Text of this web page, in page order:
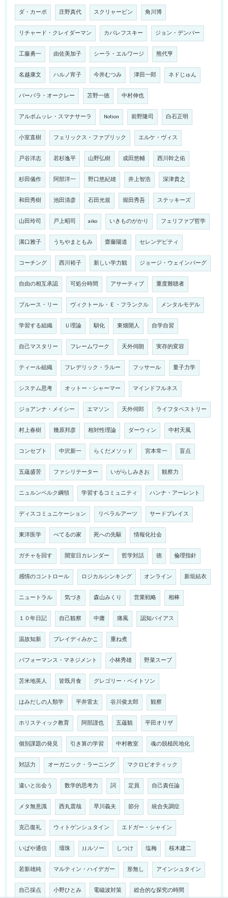
ダ・カーポ 庄野真代 スクリャービン 角川博
リチャード・クレイダーマン カバレフスキー ジョン・デンバー
工藤勇一 由佐美加子 シーラ・エルワージ 熊代亨
名越康文 ハルノ宵子 今井むつみ 津田一郎 ネドじゅん
バーバラ・オークレー 苫野一徳 中村伸也
アルボムッレ・スマナサーラ Notion 前野隆司 白石正明
小室直樹 フェリックス・ファブリック エルケ・ヴィス
戸谷洋志 若杉逸平 山野弘樹 成田悠輔 西川幹之佑
杉田儀作 阿部洋一 野口悠紀雄 井上智浩 深津貴之
和田秀樹 池田清彦 石田光規 堀田秀吾 ステッキーズ
山田玲司 戸上昭司 aiko いきものがかり フェリファブ哲学
溝口雅子 うちやまともみ 齋藤陽道 セレンデピティ
コーチング 西川裕子 新しい学力観 ジョージ・ウェインバーグ
自由の相互承認 可処分時間 アサーティブ 重度難聴者
ブルース・リー ヴィクトール・Ｅ・フランクル メンタルモデル
学習する組織 Ｕ理論 馴化 東畑開人 自学自習
自己マスタリー フレームワーク 天外伺朗 実存的変容
ティール組織 フレデリック・ラルー フッサール 量子力学
システム思考 オットー・シャーマー マインドフルネス
ジョアンナ・メイシー エマソン 天外伺郎 ライフタペストリー
村上春樹 幾原邦彦 相対性理論 ダーウィン 中村天風
コンセプト 中沢新一 らくだメソッド 宮本常一 盲点
五蘊盛苦 ファシリテーター いがらしみきお 観察力
ニュルンベルク綱領 学習するコミュニティ ハンナ・アーレント
ディスコミュニケーション リベラルアーツ サードプレイス
東洋医学 べてるの家 死への先駆 情報化社会
ガチャを回す 開室日カレンダー 哲学対話 徳 倫理指針
感情のコントロール ロジカルシンキング オンライン 新垣結衣
ニュートラル 気づき 森山みくり 営業戦略 相棒
１０年日記 自己観察 中庸 痛風 認知バイアス
温故知新 ブレイディみかこ 重ね煮
パフォーマンス・マネジメント 小林秀雄 野菜スープ
苫米地英人 皆既月食 グレゴリー・ベイトソン
はみだしの人類学 平井雷太 谷川俊太郎 観察
ホリスティック教育 阿部謹也 五蘊観 平田オリザ
個別課題の発見 引き算の学習 中村教室 魂の脱植民地化
対話力 オーガニック・ラーニング マクロビオティック
違いと出会う 数学的思考力 詞 定員 自己責任論
メタ無意識 西丸震哉 早川義夫 節分 統合失調症
克己復礼 ウィトゲンシュタイン エドガー・シャイン
いばや通信 壇珠 J.J.ルソー しつけ 塩梅 桜木建二
若新雄純 マルティン・ハイデガー 形無し アインシュタイン
自己採点 小野ひとみ 電磁波対策 総合的な探究の時間